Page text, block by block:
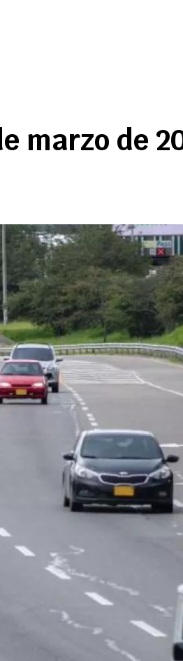
marzo de